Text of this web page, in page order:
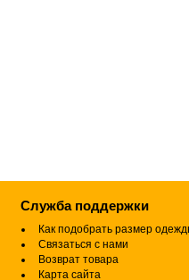
Служба поддержки
Как подобрать размер
Связаться с нами
Возврат товара
Карта сайта